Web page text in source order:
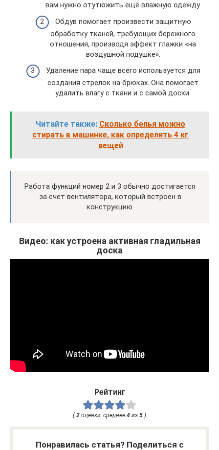
вам нужно отутюжить ещё влажную одежду.
Обдув помогает произвести защитную
обработку тканей, требующих бережного
отношения, производя эффект глажки «на
воздушной подушке».
Удаление пара чаще всего используется для
создания стрелок на брюках. Она помогает
удалить влагу с ткани и с самой доски.
Читайте также: Сколько белья можно
стирать в машинке, как определить 4 кг
вещей
Работа функций номер 2 и 3 обычно достигается
за счёт вентилятора, который встроен в
конструкцию.
Видео: как устроена активная гладильная
доска
Рейтинг
(2 оценки, среднее 4 из 5 )
Понравилась статья? Поделиться с